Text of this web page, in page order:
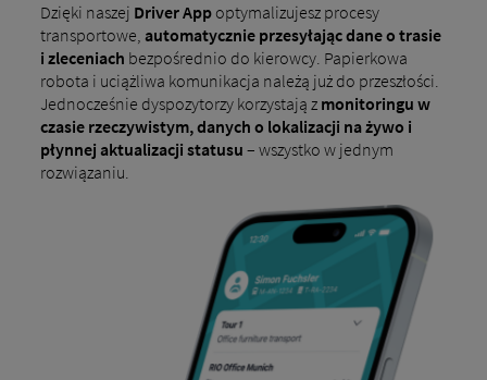
Dzięki naszej Driver Appoptymalizujesz procesy
transportowe, automatycznie przesyłając dane o trasie
i zleceniach bezpośrednio do kierowcy. Papierkowa
robota i uciążliwa komunikacja należą już do przeszłości.
Jednocześnie dyspozytorzy korzystają z monitoringu w
czasie rzeczywistym, danych o lokalizacji na żywo i
płynnej aktualizacji statusu – wszystko w jednym
rozwiązaniu.